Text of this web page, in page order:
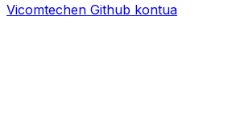
Vicomtechen Github kontua